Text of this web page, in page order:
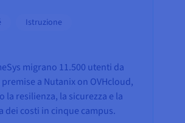
Istruzione
migrano 11.500 utenti da
a Nutanix on OVHcloud,
la resilienza, la sicurezza e la
dei costi in cinque campus.